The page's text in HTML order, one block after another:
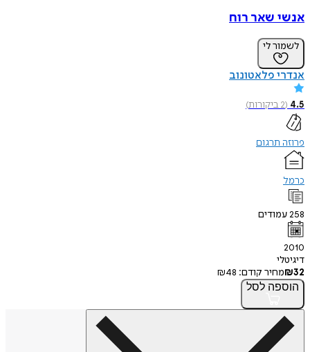
אנשי שאר רוח
לשמור לי
אנדרי פלאטונוב
4.5
(
2ביקורות)
פרוזה תרגום
כרמל
258עמודים
2010
דיגיטלי
₪32 מחיר קודם: ₪48
הוספה לסל